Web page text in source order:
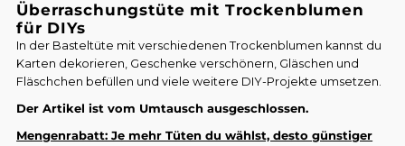
Überraschungstüte mit Trockenblumen
für DIYs
In der Basteltüte mit verschiedenen Trockenblumen kannst du
Karten dekorieren, Geschenke verschönern, Gläschen und
Fläschchen befüllen und viele weitere DIY-Projekte umsetzen.
Der Artikel ist vom Umtausch ausgeschlossen.
Mengenrabatt: Je mehr Tüten du wählst, desto günstiger